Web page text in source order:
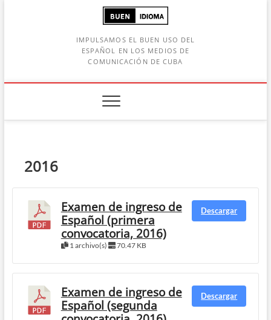
IMPULSAMOS EL BUEN USO DEL
ESPAÑOL EN LOS MEDIOS DE
COMUNICACIÓN DE CUBA
2016
Examen de ingreso de
Español (primera
convocatoria, 2016)
1 archivo(s) 70.47 KB
Descargar
Examen de ingreso de
Español (segunda
Descargar